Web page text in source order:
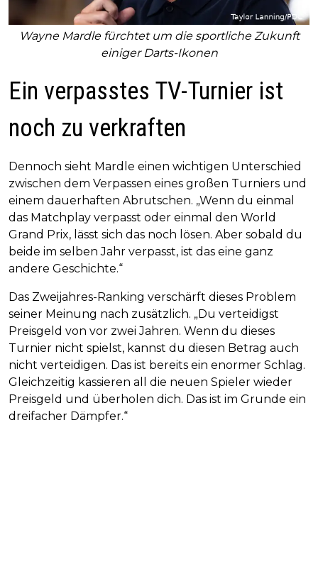
Wayne Mardle fürchtet um die sportliche Zukunft
einiger Darts-Ikonen
Ein verpasstes TV-Turnier ist
noch zu verkraften
Dennoch sieht Mardle einen wichtigen Unterschied
zwischen dem Verpassen eines großen Turniers und
einem dauerhaften Abrutschen. „Wenn du einmal
das Matchplay verpasst oder einmal den World
Grand Prix, lässt sich das noch lösen. Aber sobald du
beide im selben Jahr verpasst, ist das eine ganz
andere Geschichte.“
Das Zweijahres-Ranking verschärft dieses Problem
seiner Meinung nach zusätzlich. „Du verteidigst
Preisgeld von vor zwei Jahren. Wenn du dieses
Turnier nicht spielst, kannst du diesen Betrag auch
nicht verteidigen. Das ist bereits ein enormer Schlag.
Gleichzeitig kassieren all die neuen Spieler wieder
Preisgeld und überholen dich. Das ist im Grunde ein
dreifacher Dämpfer.“